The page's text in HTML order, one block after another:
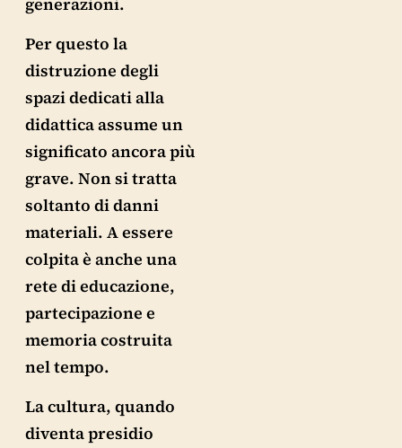
Per questo la
distruzione degli
spazi dedicati alla
didattica assume un
significato ancora più
grave. Non si tratta
soltanto di danni
materiali. A essere
colpita è anche una
rete di educazione,
partecipazione e
memoria costruita
nel tempo.
La cultura, quando
diventa presidio